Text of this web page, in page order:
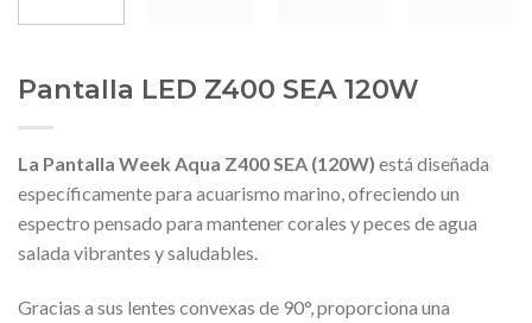
Pantalla LED Z400 SEA 120W
La Pantalla Week Aqua Z400 SEA (120W) está diseñada
específicamente para acuarismo marino, ofreciendo un
espectro pensado para mantener corales y peces de agua
salada vibrantes y saludables.
Gracias a sus lentes convexas de 90°, proporciona una